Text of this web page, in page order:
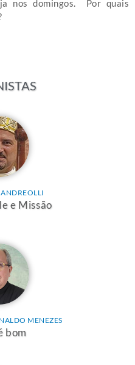
nos domingos. Por quais
e Missão
MENEZES
bom